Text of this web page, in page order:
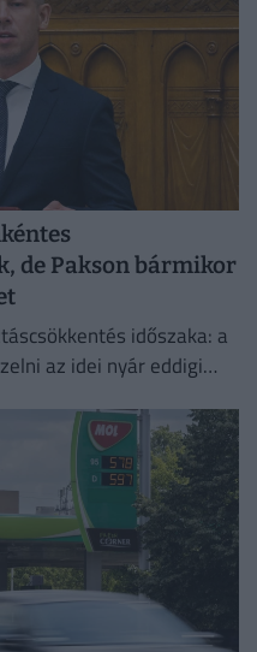
de Pakson bármikor
időszaka: a
az idei nyár eddigi